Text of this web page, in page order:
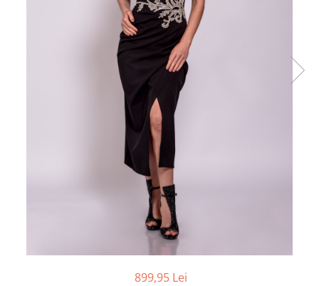
899,95 Lei